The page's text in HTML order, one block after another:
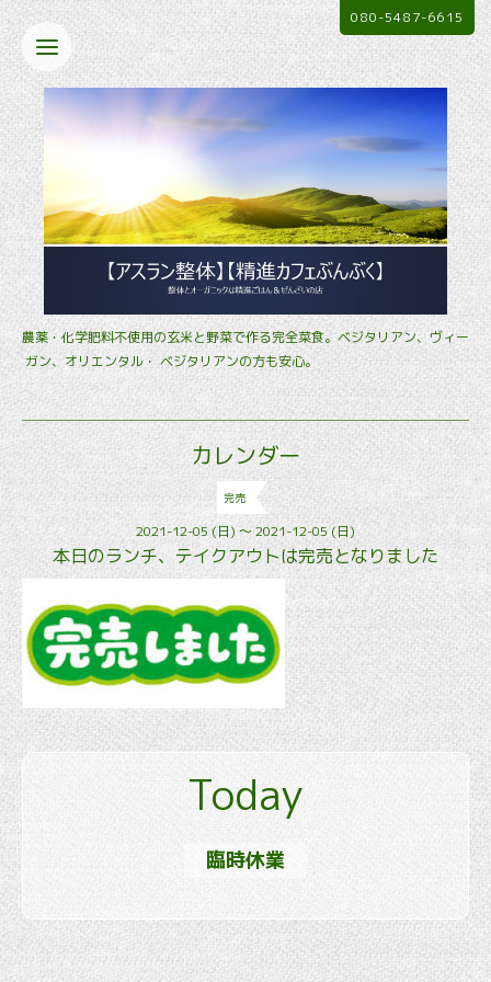
農薬・化学肥料不使用の玄米と野菜で作る完全菜食。ベジタリアン、ヴィー
ガン、オリエンタル・ ベジタリアンの方も安心。
080-5487-6615
カレンダー
完売
2021-12-05 (日) ～ 2021-12-05 (日)
本日のランチ、テイクアウトは完売となりました
Today
臨時休業